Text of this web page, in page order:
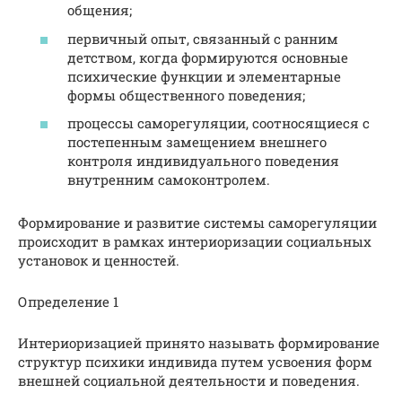
общения;
первичный опыт, связанный с ранним
детством, когда формируются основные
психические функции и элементарные
формы общественного поведения;
процессы саморегуляции, соотносящиеся с
постепенным замещением внешнего
контроля индивидуального поведения
внутренним самоконтролем.
Формирование и развитие системы саморегуляции
происходит в рамках интериоризации социальных
установок и ценностей.
Определение 1
Интериоризацией принято называть формирование
структур психики индивида путем усвоения форм
внешней социальной деятельности и поведения.